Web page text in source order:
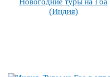
(Индия)